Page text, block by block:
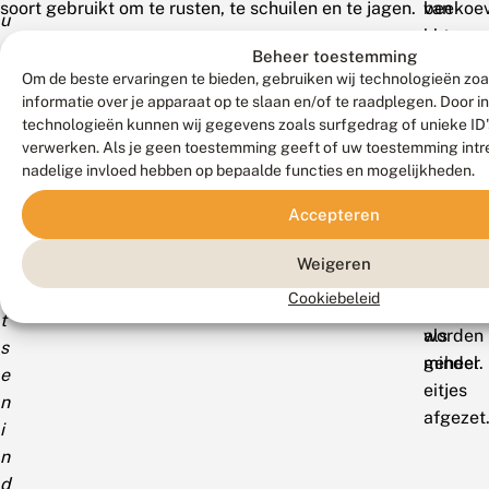
Beheer toestemming
Om de beste ervaringen te bieden, gebruiken wij technologieën
informatie over je apparaat op te slaan en/of te raadplegen. Door
technologieën kunnen wij gegevens zoals surfgedrag of unieke
verwerken. Als je geen toestemming geeft of uw toestemming
nadelige invloed hebben op bepaalde functies en mogelijkheden.
Accepteren
Weigeren
Cookiebeleid
u
i
t
s
e
n
i
n
d
soort gebruikt om te rusten, te schuilen en te jagen.
als
en
In
worden
minder
eitjes
van
het
maar
voor
de
als
geheel.